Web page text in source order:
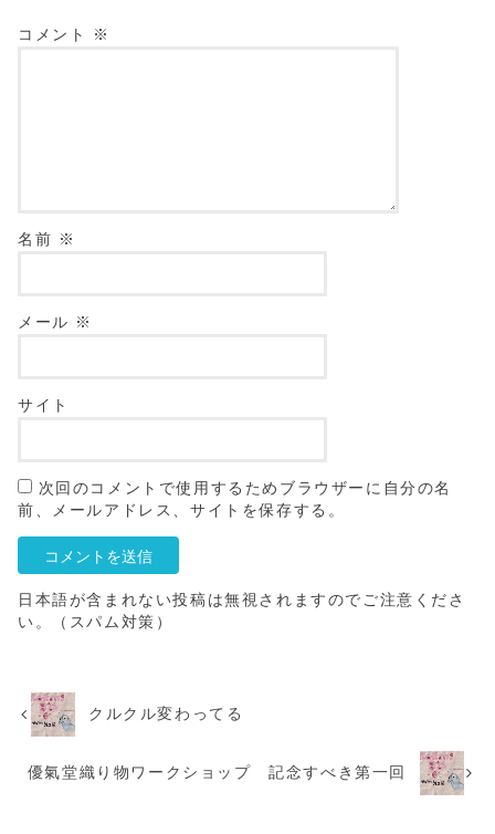
コメント ※
名前 ※
メール ※
サイト
次回のコメントで使用するためブラウザーに自分の名
前、メールアドレス、サイトを保存する。
日本語が含まれない投稿は無視されますのでご注意くださ
い。（スパム対策）
クルクル変わってる
優氣堂織り物ワークショップ 記念すべき第一回